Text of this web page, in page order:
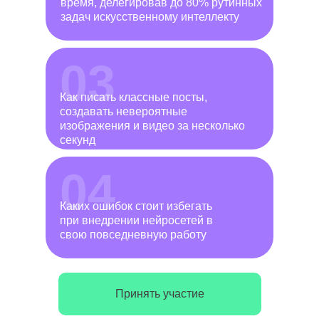
03
04
время, делегировав до 80% рутинных
задач искусственному интеллекту
Каких ошибок стоит избегать
при внедрении нейросетей в
свою повседневную работу
Как писать классные посты,
создавать невероятные
изображения и видео за несколько
секунд
Принять участие